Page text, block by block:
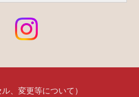
、変更等について）